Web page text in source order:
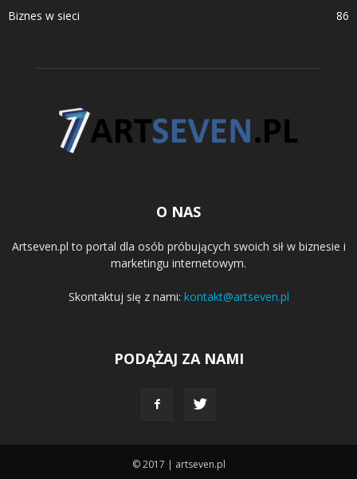
Biznes w sieci
86
O NAS
Artseven.pl to portal dla osób próbujących swoich sił w biznesie i
marketingu internetowym.
Skontaktuj się z nami: kontakt@artseven.pl
PODĄŻAJ ZA NAMI
© 2017 | artseven.pl